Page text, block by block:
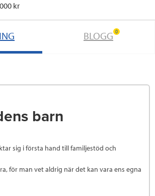
kr
BLOGG 0
barn
sig i första hand till familjestöd och
för man vet aldrig när det kan vara ens egna